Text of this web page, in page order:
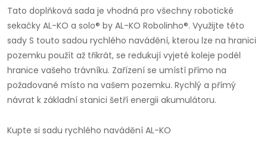
Tato doplňková sada je vhodná pro všechny robotické
sekačky AL-KO a solo® by AL-KO Robolinho®. Využijte této
sady S touto sadou rychlého navádění, kterou lze na hranici
pozemku použít až třikrát, se redukují vyjeté koleje podél
hranice vašeho trávníku. Zařízení se umístí přímo na
požadované místo na vašem pozemku. Rychlý a přímý
návrat k základní stanici šetří energii akumulátoru.
Kupte si sadu rychlého navádění AL-KO